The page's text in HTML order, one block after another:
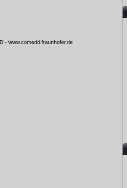
- www.comedd.fraunhofer.de